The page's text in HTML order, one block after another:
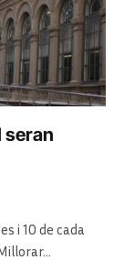
seran
i 10 de cada